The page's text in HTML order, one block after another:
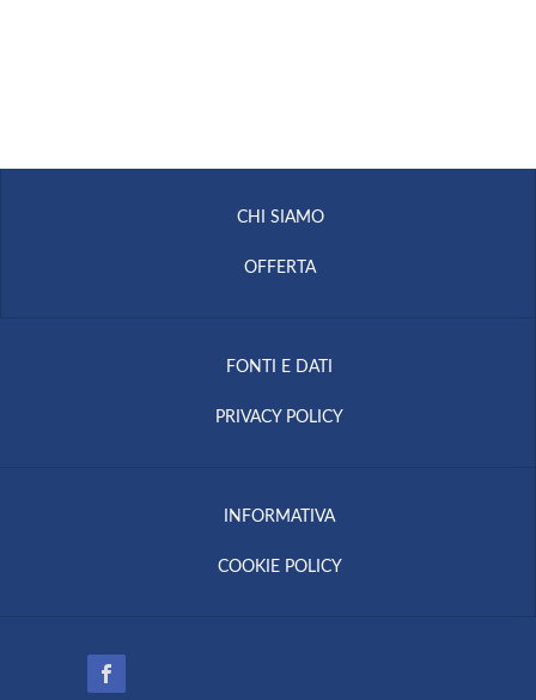
CHI SIAMO
OFFERTA
FONTI E DATI
PRIVACY POLICY
INFORMATIVA
COOKIE POLICY